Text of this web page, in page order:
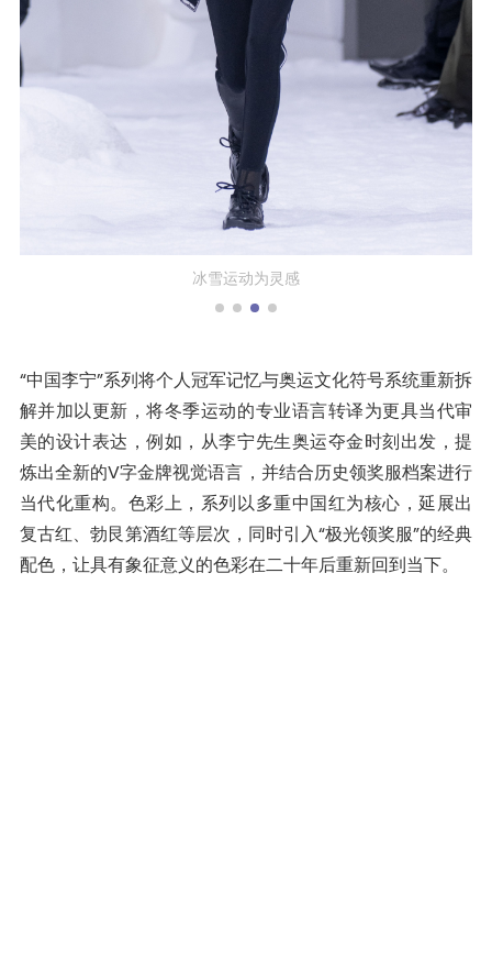
“中国李宁”系列将个人冠军记忆与奥运文化符号系统重新拆
解并加以更新，将冬季运动的专业语言转译为更具当代审
美的设计表达，例如，从李宁先生奥运夺金时刻出发，提
炼出全新的V字金牌视觉语言，并结合历史领奖服档案进行
当代化重构。色彩上，系列以多重中国红为核心，延展出
复古红、勃艮第酒红等层次，同时引入“极光领奖服”的经典
配色，让具有象征意义的色彩在二十年后重新回到当下。